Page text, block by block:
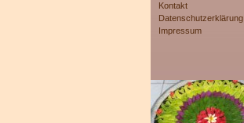
Kontakt
Datenschutzerklärung
Impressum